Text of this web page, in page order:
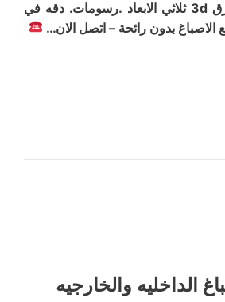
احدث ورق حائط ورق 3d ثلاثي الابعاد .رسومات. دقه في
الاصباغ بدون رائحة – اتصل الان…
الداخليه والخارجيه